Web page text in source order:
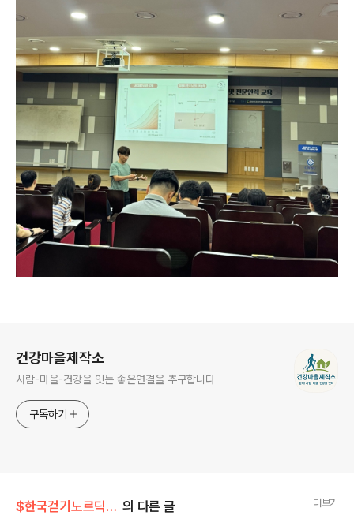
건강마을제작소
사람-마을-건강을 잇는 좋은연결을 추구합니다
구독하기
$한국걷기노르딕워킹협회 의 다른 글 더보기